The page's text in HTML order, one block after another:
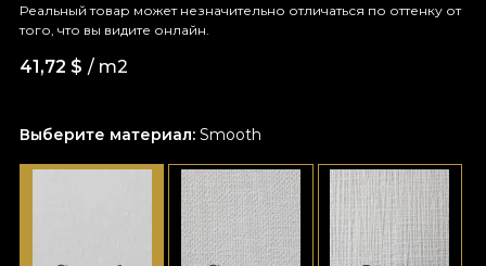
Выберите материал: Smooth
Реальный товар может незначительно отличаться по оттенку от
того, что вы видите онлайн.
41,72 $ / m2